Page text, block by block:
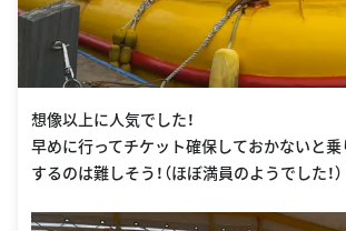
想像以上に人気でした！
早めに行ってチケット確保しておかないと
するのは難しそう！（ほぼ満員のようでした！）